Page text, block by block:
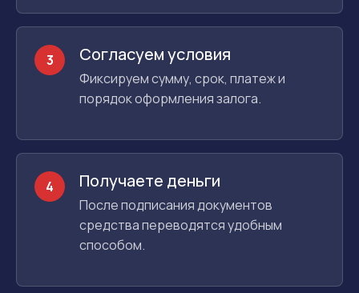
3 Согласуем условия
Фиксируем сумму, срок, платеж и
порядок оформления залога.
4 Получаете деньги
После подписания документов
средства переводятся удобным
способом.